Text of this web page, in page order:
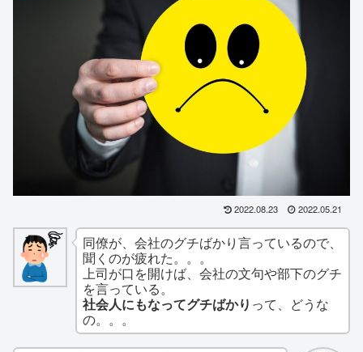
2022.08.23 2022.05.21
同僚が、会社のグチばかり言っているので、
聞くのが疲れた。。。
上司が口を開けば、会社の文句や部下のグチ
を言っている。
社会人にもなってグチばかり って、どうな
の。。。